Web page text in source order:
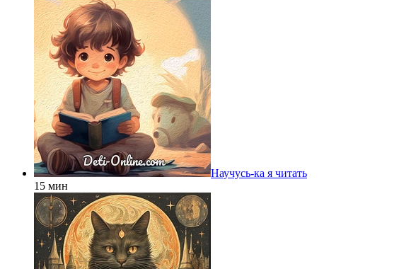
Научусь-ка я читать
15 мин